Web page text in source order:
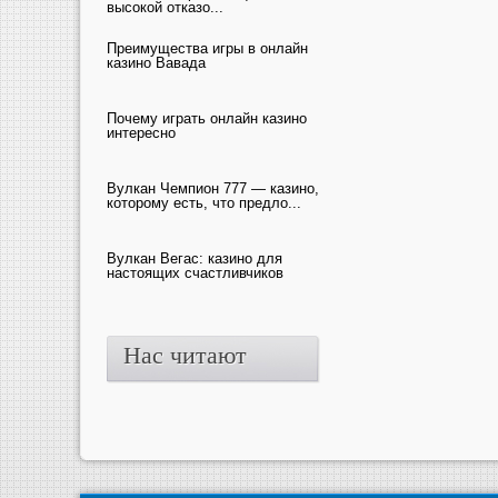
высокой отказо...
Преимущества игры в онлайн
казино Вавада
Почему играть онлайн казино
интересно
Вулкан Чемпион 777 — казино,
которому есть, что предло...
Вулкан Вегас: казино для
настоящих счастливчиков
Нас читают